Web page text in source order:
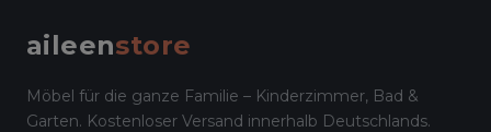
aileenstore
Möbel für die ganze Familie – Kinderzimmer, Bad &
Garten. Kostenloser Versand innerhalb Deutschlands.